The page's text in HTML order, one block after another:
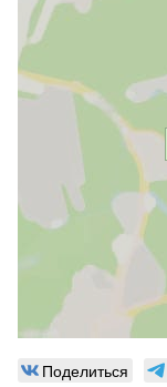
Поделиться